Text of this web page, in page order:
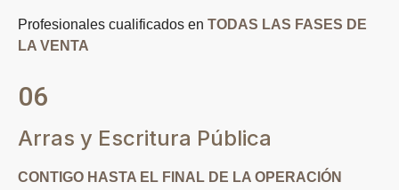
Profesionales cualificados en TODAS LAS FASES DE
LA VENTA
06
Arras y Escritura Pública
CONTIGO HASTA EL FINAL DE LA OPERACIÓN